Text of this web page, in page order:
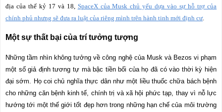
địa của thế kỷ 17 và 18, SpaceX của Musk chủ yếu dựa vào sự hỗ trợ của
chính phủ nhưng sẽ đưa ra luật của riêng mình trên hành tinh mới định cư.
Một sự thất bại của trí tưởng tượng
Những tầm nhìn không tưởng về công nghệ của Musk và Bezos vi phạm
một số giả định tương tự mà bậc tiền bối của họ đã có vào thời kỳ hiện
đại sớm. Họ coi chủ nghĩa thực dân như một liều thuốc chữa bách bệnh
cho những căn bệnh kinh tế, chính trị và xã hội phức tạp, thay vì nỗ lực
hướng tới một thế giới tốt đẹp hơn trong những hạn chế của môi trường